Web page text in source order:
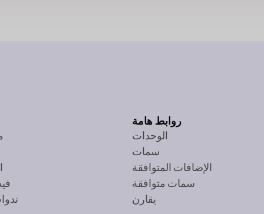
روابط هامة
الوحدات
سمات
الإضافات المتوافقة
سمات متوافقة
يقارن